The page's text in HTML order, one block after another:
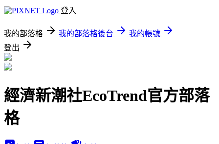
登入
我的部落格 我的部落格後台
我的帳號
登出
經濟新潮社EcoTrend官方部落
格